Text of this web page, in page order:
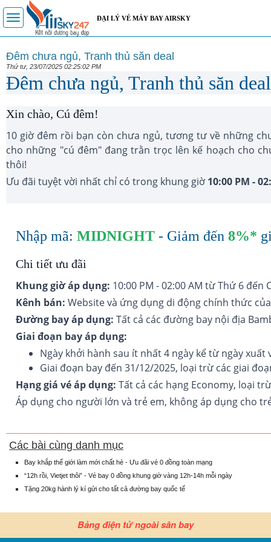
Toggle
navigation
ĐẠI LÝ VÉ MÁY BAY AIRSKY
Đêm chưa ngủ, Tranh thủ săn deal
Thứ tư, 23/07/2025 02:25:02 PM
Đêm chưa ngủ, Tranh thủ săn deal
Xin chào, Cú đêm!
10 giờ đêm rồi bạn còn chưa ngủ, tương tư về những
cho những "cú đêm" đang trằn trọc lên kế hoạch cho
thôi!
Ưu đãi tuyệt vời nhất chỉ có trong khung giờ 10:00 PM -
Nhập mã: MIDNIGHT - Giảm đến 8%*
Chi tiết ưu đãi
Khung giờ áp dụng: 10:00 PM - 02:00 AM từ Thứ 6 đến
Kênh bán: Website và ứng dụng di động chính thức
Đường bay áp dụng: Tất cả các đường bay nội địa
Giai đoạn bay áp dụng:
Ngày khởi hành sau ít nhất 4 ngày kể từ ngày xuất
Giai đoạn bay đến 31/12/2025, loại trừ các giai
Hạng giá vé áp dụng: Tất cả các hạng Economy, loại
Áp dụng cho người lớn và trẻ em, không áp dụng cho
Các bài cùng danh mục
Bay khắp thế giới làm mới chất hè - Ưu đãi vé 0 đồng toàn mạng
“12h rồi, Vietjet thôi” - Vé bay 0 đồng khung giờ vàng 12h-14h mỗi ngày
Tặng 20kg hành lý kí gửi cho tất cả đường bay quốc tế
Bảng điện tử ngoài sân bay